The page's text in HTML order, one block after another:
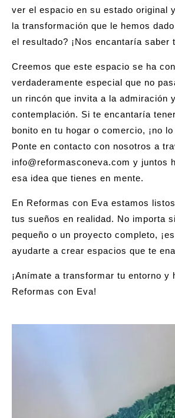
ver el espacio en su estado original
la transformación que le hemos
el resultado? ¡Nos encantaría saber
Creemos que este espacio se ha
verdaderamente especial que no
un rincón que invita a la admiración
contemplación. Si te encantaría
bonito en tu hogar o comercio, ¡no
Ponte en contacto con nosotros a
info@reformasconeva.com y juntos
esa idea que tienes en mente.
En Reformas con Eva estamos
tus sueños en realidad. No importa
pequeño o un proyecto completo,
ayudarte a crear espacios que te
¡Anímate a transformar tu entorno y
Reformas con Eva!